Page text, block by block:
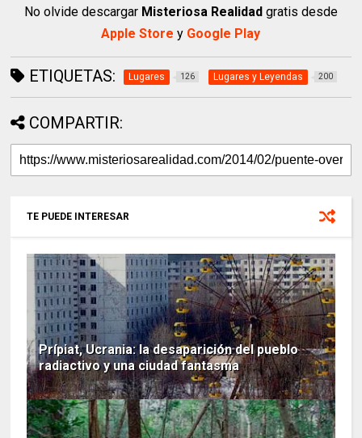
No olvide descargar Misteriosa Realidadgratis desde
Apple Store y Google Play
ETIQUETAS: Lugares 126 Lugares y Leyendas 200
COMPARTIR:
TE PUEDE INTERESAR
Prípiat, Ucrania: la desaparición del pueblo
radiactivo y una ciudad fantasma